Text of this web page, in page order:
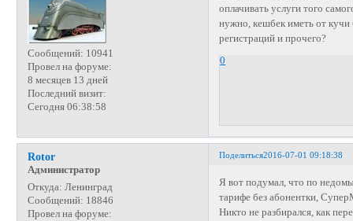
Сообщений: 10941
Провел на форуме:
8 месяцев 13 дней
Последний визит:
Сегодня 06:38:58
оплачивать услуги того
нужно, кешбек иметь от кучи
регистраций и прочего?
0
Поделиться2016-07-01 09:18:38
Rotor
Администратор
Откуда: Ленинград
Сообщений: 18846
Провел на форуме:
Я вот подумал, что по
тарифе без абонентки,
Никто не разбирался, как